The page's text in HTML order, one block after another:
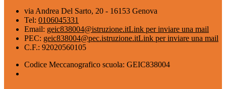
via Andrea Del Sarto, 20 - 16153 Genova
Tel: 0106045331
Email: geic838004@istruzione.itLink per inviare una mail
PEC: geic838004@pec.istruzione.itLink per inviare una mail
C.F.: 92020560105
Codice Meccanografico scuola: GEIC838004